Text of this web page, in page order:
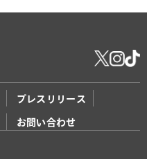
プレスリリース
お問い合わせ